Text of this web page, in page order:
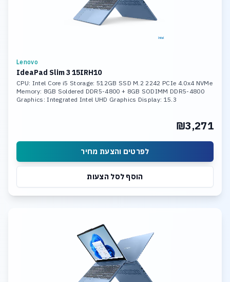
Lenovo
IdeaPad Slim 3 15IRH10
CPU: Intel Core i5 Storage: 512GB SSD M.2 2242 PCIe 4.0x4 NVMe
Memory: 8GB Soldered DDR5-4800 + 8GB SODIMM DDR5-4800
Graphics: Integrated Intel UHD Graphics Display: 15.3
₪3,271
לפרטים והצעת מחיר
הוסף לסל הצעות